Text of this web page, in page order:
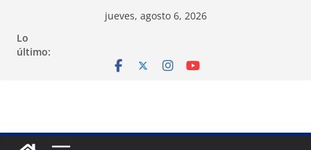
contenido
jueves, agosto 6, 2026
Lo
último: